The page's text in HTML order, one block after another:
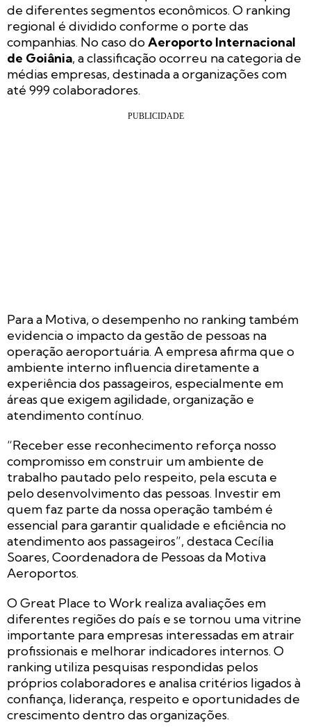
de diferentes segmentos econômicos. O ranking
regional é dividido conforme o porte das
companhias. No caso doAeroporto Internacional
de Goiânia, a classificação ocorreu na categoria de
médias empresas, destinada a organizações com
até 999 colaboradores.
Para a Motiva, o desempenho no ranking também
evidencia o impacto da gestão de pessoas na
operação aeroportuária. A empresa afirma que o
ambiente interno influencia diretamente a
experiência dos passageiros, especialmente em
áreas que exigem agilidade, organização e
atendimento contínuo.
“Receber esse reconhecimento reforça nosso
compromisso em construir um ambiente de
trabalho pautado pelo respeito, pela escuta e
pelo desenvolvimento das pessoas. Investir em
quem faz parte da nossa operação também é
essencial para garantir qualidade e eficiência no
atendimento aos passageiros”, destaca Cecília
Soares, Coordenadora de Pessoas da Motiva
Aeroportos.
O Great Place to Work realiza avaliações em
diferentes regiões do país e se tornou uma vitrine
importante para empresas interessadas em atrair
profissionais e melhorar indicadores internos. O
ranking utiliza pesquisas respondidas pelos
próprios colaboradores e analisa critérios ligados à
confiança, liderança, respeito e oportunidades de
crescimento dentro das organizações.